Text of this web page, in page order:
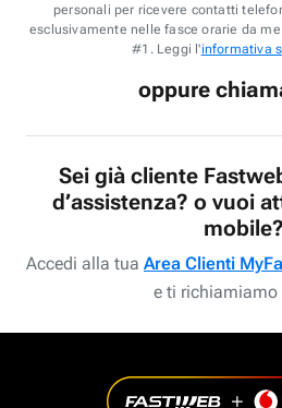
personali per ricevere contatti
esclusivamente nelle fasce orarie da
#1. Leggi l'informativa
oppure
Sei già cliente
d’assistenza? o vuoi attivare un’offerta
mobile?
Accedi alla tua Area Clienti
e ti richiamiamo